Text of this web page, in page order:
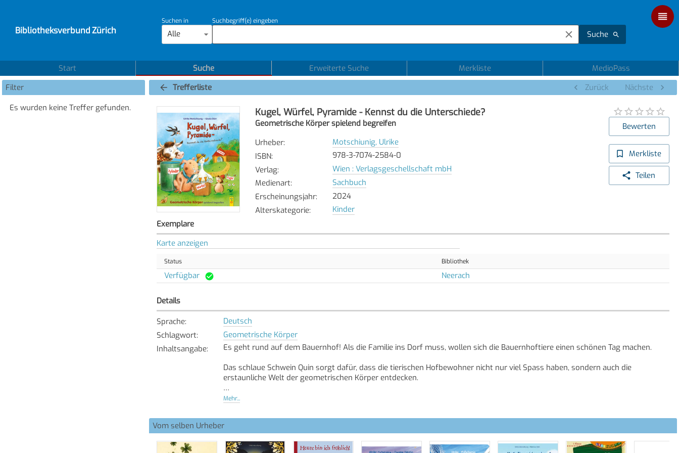
Bibliotheksverbund Zürich
Suchen in
Alle
Suchbegriff(e) eingeben
Suche
Start Suche Erweiterte Suche Merkliste
MedioPass
Filter
Es wurden keine Treffer gefunden.
Trefferliste Zurück Nächste
Kugel, Würfel, Pyramide - Kennst du die Unterschiede?
Geometrische Körper spielend begreifen
Urheber:
Motschiunig, Ulrike
ISBN:
978-3-7074-2584-0
Verlag:
Wien : Verlagsgeschellschaft mbH
Medienart:
Sachbuch
Erscheinungsjahr:
2024
Alterskategorie: Kinder
Bewerten
Merkliste
Teilen
Exemplare
Karte anzeigen
Status Bibliothek
Verfügbar Neerach
Details
Sprache:
Deutsch
Schlagwort:
Geometrische Körper
Inhaltsangabe:
Es geht rund auf dem Bauernhof! Als die Familie ins Dorf muss, wollen sich die Bauernhoftiere einen schönen Tag machen.
Das schlaue Schwein Quin sorgt dafür, dass die tierischen Hofbewohner nicht nur viel Spass haben, sondern auch die
erstaunliche Welt der geometrischen Körper entdecken.
Und bald weiss sogar der kleine Igel Kuno: Kugel, Würfel, Pyramide … oh ja, da gibt es Unterschiede!
Mehr...
Vom selben Urheber